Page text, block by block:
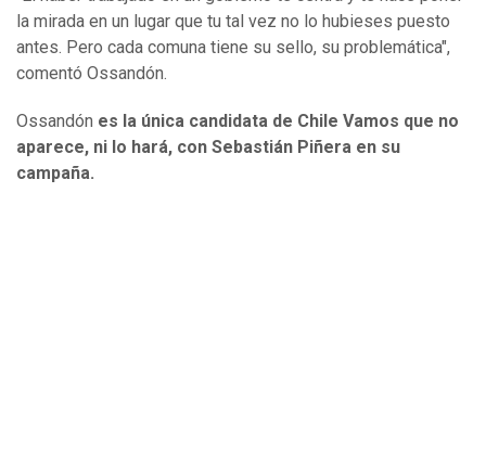
la mirada en un lugar que tu tal vez no lo hubieses puesto
antes. Pero cada comuna tiene su sello, su problemática",
comentó Ossandón.
Ossandón es la única candidata de Chile Vamos que no
aparece, ni lo hará, con Sebastián Piñera en su
campaña.